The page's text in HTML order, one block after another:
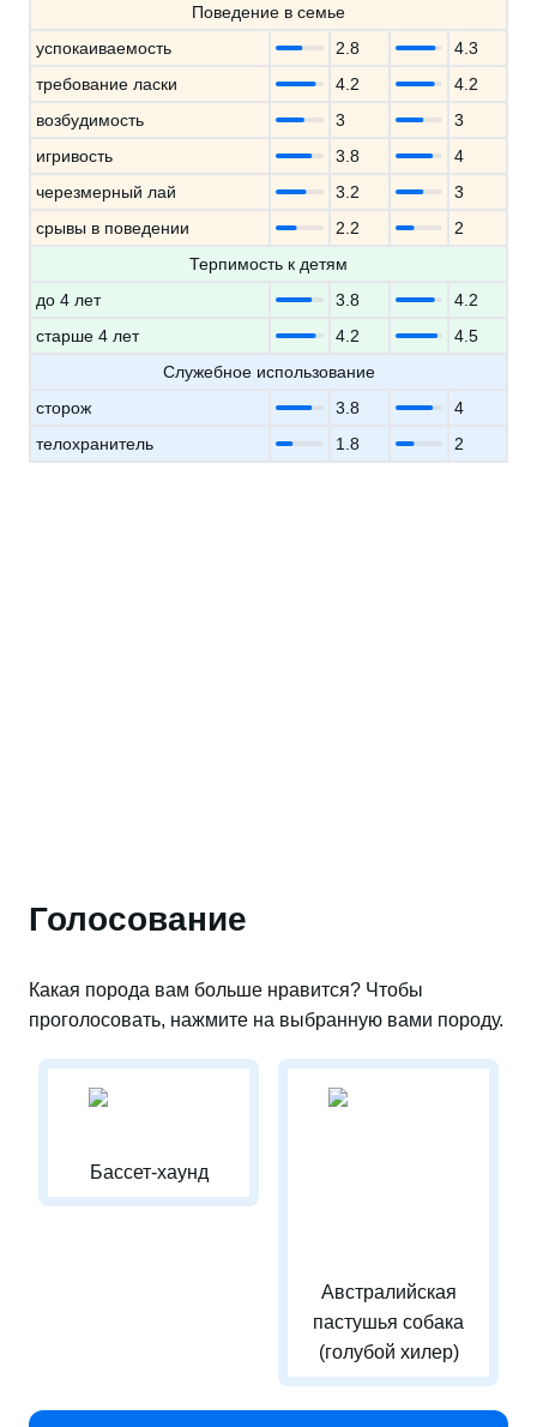
Поведение в семье
успокаиваемость
2.8
4.3
требование ласки
4.2
4.2
возбудимость
3
3
игривость
3.8
4
черезмерный лай
3.2
3
срывы в поведении
2.2
2
Терпимость к детям
до 4 лет
3.8
4.2
старше 4 лет
4.2
4.5
Служебное использование
сторож
3.8
4
телохранитель
1.8 2
Голосование
Какая порода вам больше нравится? Чтобы
проголосовать, нажмите на выбранную вами породу.
Бассет-хаунд
Австралийская
пастушья собака
(голубой хилер)